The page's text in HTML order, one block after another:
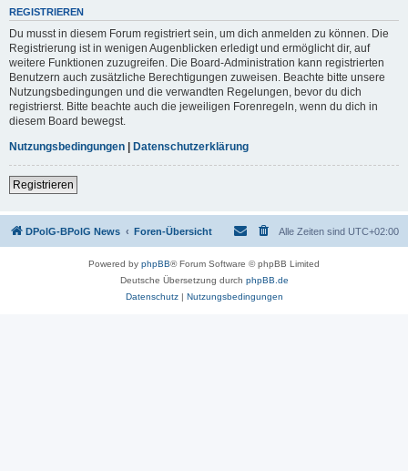
REGISTRIEREN
Du musst in diesem Forum registriert sein, um dich anmelden zu können. Die
Registrierung ist in wenigen Augenblicken erledigt und ermöglicht dir, auf
weitere Funktionen zuzugreifen. Die Board-Administration kann registrierten
Benutzern auch zusätzliche Berechtigungen zuweisen. Beachte bitte unsere
Nutzungsbedingungen und die verwandten Regelungen, bevor du dich
registrierst. Bitte beachte auch die jeweiligen Forenregeln, wenn du dich in
diesem Board bewegst.
Nutzungsbedingungen | Datenschutzerklärung
Registrieren
DPolG-BPolG News Foren-Übersicht Alle Zeiten sind UTC+02:00
Powered by phpBB® Forum Software © phpBB Limited
Deutsche Übersetzung durch phpBB.de
Datenschutz| Nutzungsbedingungen